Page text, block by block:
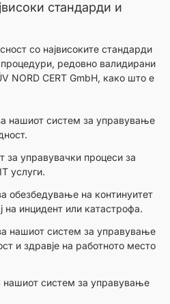
стандарди и
со највисоките стандарди
редовно валидирани
NORD CERT GmbH, како што е
нашиот систем за управување
за управувачки процеси за
услуги.
обезбедување на континуитет
на инцидент или катастрофа.
нашиот систем за управување
и здравје на работното место
нашиот систем за управување